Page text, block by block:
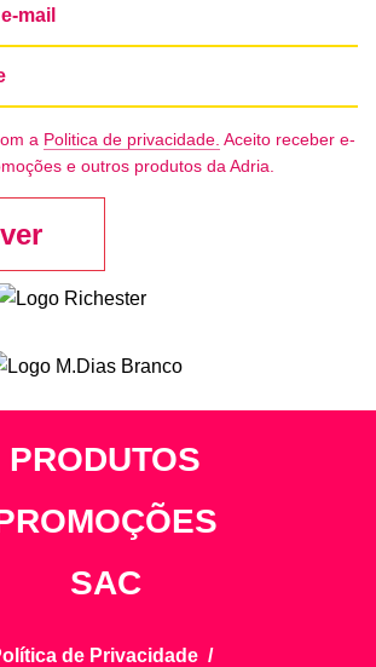
a Politica de privacidade. Aceito receber e-
e outros produtos da Adria.
PRODUTOS
SAC
de Privacidade